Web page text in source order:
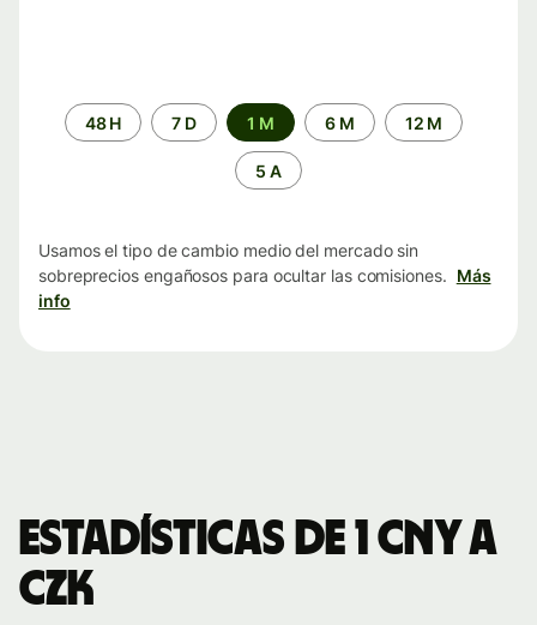
Periodo48 H 7 D 1 M 6 M 12 M
5 A
Usamos el tipo de cambio medio del mercado sin
sobreprecios engañosos para ocultar las comisiones. Más
info
Estadísticas de 1 CNY a
CZK